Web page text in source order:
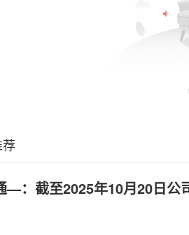
—：截至2025年10月20日公